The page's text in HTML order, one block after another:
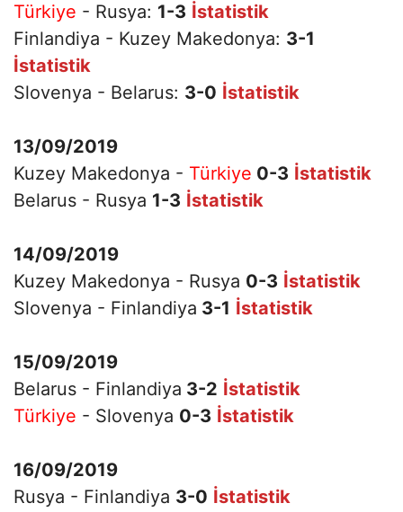
Türkiye - Rusya: 1-3 İstatistik
Finlandiya - Kuzey Makedonya: 3-1
İstatistik
Slovenya - Belarus: 3-0 İstatistik
13/09/2019
Kuzey Makedonya - Türkiye 0-3 İstatistik
Belarus - Rusya 1-3 İstatistik
14/09/2019
Kuzey Makedonya - Rusya 0-3 İstatistik
Slovenya - Finlandiya 3-1 İstatistik
15/09/2019
Belarus - Finlandiya 3-2 İstatistik
Türkiye - Slovenya 0-3 İstatistik
16/09/2019
Rusya - Finlandiya 3-0 İstatistik